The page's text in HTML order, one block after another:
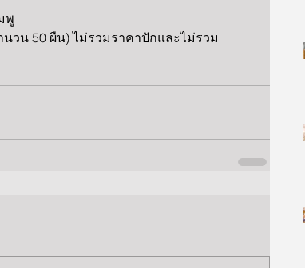
พู
วน 50 ผืน) ไม่รวมราคาปักและไม่รวม